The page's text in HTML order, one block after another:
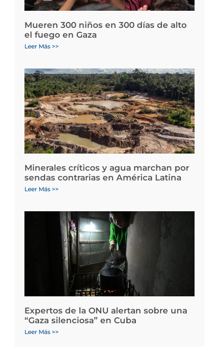
Mueren 300 niños en 300 días de alto
el fuego en Gaza
Leer Más >>
Minerales críticos y agua marchan por
sendas contrarias en América Latina
Leer Más >>
Expertos de la ONU alertan sobre una
“Gaza silenciosa” en Cuba
Leer Más >>